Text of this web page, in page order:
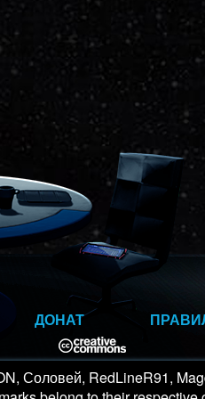
ДОНАТ
Соловей, RedLineR91,